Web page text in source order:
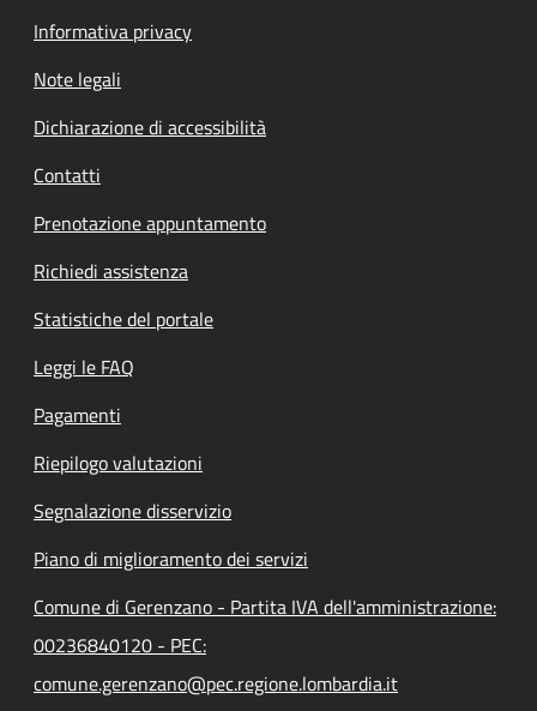
Informativa privacy
Note legali
Dichiarazione di accessibilità
Contatti
Prenotazione appuntamento
Richiedi assistenza
Statistiche del portale
Leggi le FAQ
Pagamenti
Riepilogo valutazioni
Segnalazione disservizio
Piano di miglioramento dei servizi
Comune di Gerenzano - Partita IVA dell'amministrazione:
00236840120 - PEC:
comune.gerenzano@pec.regione.lombardia.it